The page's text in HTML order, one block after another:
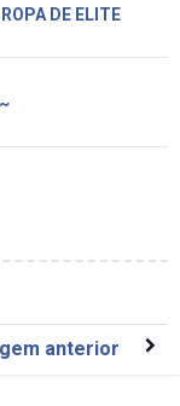
DE ELITE
anterior